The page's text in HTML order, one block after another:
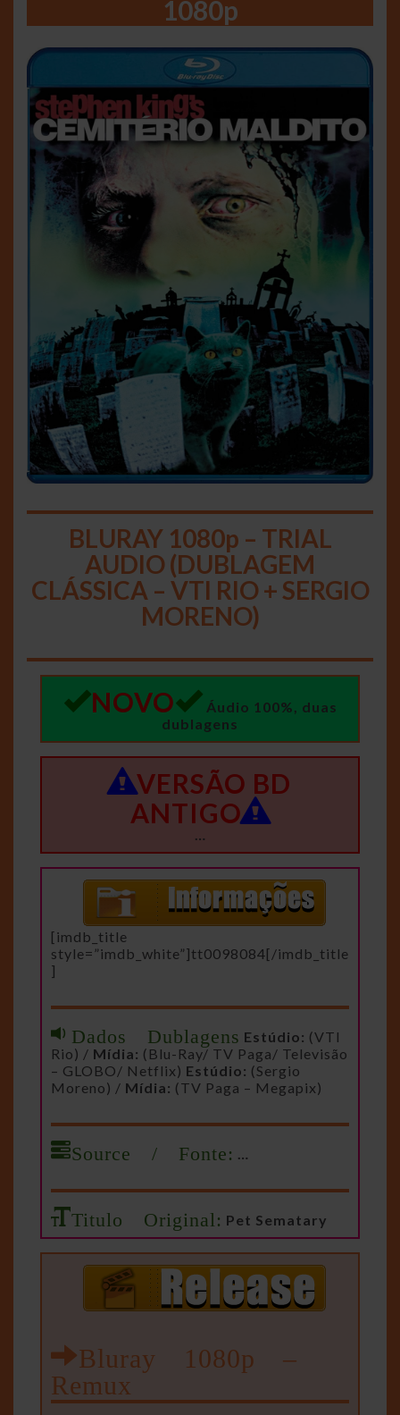
1080p
BLURAY 1080p – TRIAL
AUDIO (DUBLAGEM
CLÁSSICA – VTI RIO + SERGIO
MORENO)
NOVO
Áudio 100%, duas
dublagens
VERSÃO BD
ANTIGO
…
[imdb_title
style=”imdb_white”]tt0098084[/imdb_title
]
Dados Dublagens Estúdio: (VTI
Rio) / Mídia: (Blu-Ray/ TV Paga/ Televisão
– GLOBO/ Netflix) Estúdio: (Sergio
Moreno) / Mídia: (TV Paga – Megapix)
Source / Fonte: …
Titulo Original: Pet Sematary
Bluray 1080p –
Remux